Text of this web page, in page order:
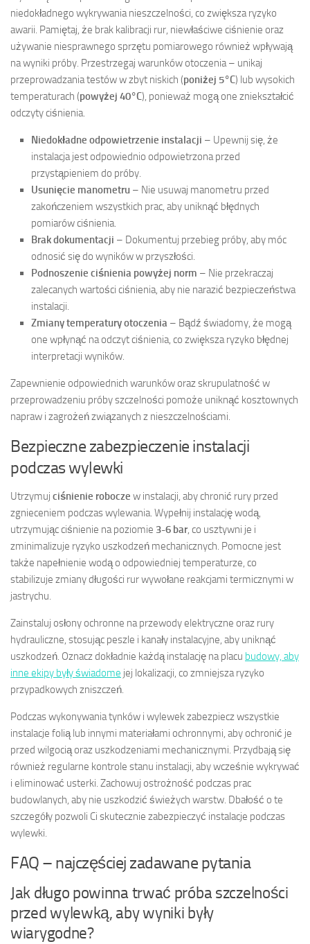
niedokładnego wykrywania nieszczelności, co zwiększa ryzyko
awarii. Pamiętaj, że brak kalibracji rur, niewłaściwe ciśnienie oraz
używanie niesprawnego sprzętu pomiarowego również wpływają
na wyniki próby. Przestrzegaj warunków otoczenia – unikaj
przeprowadzania testów w zbyt niskich (poniżej 5°C) lub wysokich
temperaturach (powyżej 40°C), ponieważ mogą one zniekształcić
odczyty ciśnienia.
Niedokładne odpowietrzenie instalacji – Upewnij się, że
instalacja jest odpowiednio odpowietrzona przed
przystąpieniem do próby.
Usunięcie manometru – Nie usuwaj manometru przed
zakończeniem wszystkich prac, aby uniknąć błędnych
pomiarów ciśnienia.
Brak dokumentacji – Dokumentuj przebieg próby, aby móc
odnosić się do wyników w przyszłości.
Podnoszenie ciśnienia powyżej norm – Nie przekraczaj
zalecanych wartości ciśnienia, aby nie narazić bezpieczeństwa
instalacji.
Zmiany temperatury otoczenia – Bądź świadomy, że mogą
one wpłynąć na odczyt ciśnienia, co zwiększa ryzyko błędnej
interpretacji wyników.
Zapewnienie odpowiednich warunków oraz skrupulatność w
przeprowadzeniu próby szczelności pomoże uniknąć kosztownych
napraw i zagrożeń związanych z nieszczelnościami.
Bezpieczne zabezpieczenie instalacji
podczas wylewki
Utrzymuj ciśnienie robocze w instalacji, aby chronić rury przed
zgnieceniem podczas wylewania. Wypełnij instalację wodą,
utrzymując ciśnienie na poziomie 3-6 bar, co usztywni je i
zminimalizuje ryzyko uszkodzeń mechanicznych. Pomocne jest
także napełnienie wodą o odpowiedniej temperaturze, co
stabilizuje zmiany długości rur wywołane reakcjami termicznymi w
jastrychu.
Zainstaluj osłony ochronne na przewody elektryczne oraz rury
hydrauliczne, stosując peszle i kanały instalacyjne, aby uniknąć
uszkodzeń. Oznacz dokładnie każdą instalację na placu budowy, aby
inne ekipy były świadome jej lokalizacji, co zmniejsza ryzyko
przypadkowych zniszczeń.
Podczas wykonywania tynków i wylewek zabezpiecz wszystkie
instalacje folią lub innymi materiałami ochronnymi, aby ochronić je
przed wilgocią oraz uszkodzeniami mechanicznymi. Przydbają się
również regularne kontrole stanu instalacji, aby wcześnie wykrywać
i eliminować usterki. Zachowuj ostrożność podczas prac
budowlanych, aby nie uszkodzić świeżych warstw. Dbałość o te
szczegóły pozwoli Ci skutecznie zabezpieczyć instalacje podczas
wylewki.
FAQ – najczęściej zadawane pytania
Jak długo powinna trwać próba szczelności
przed wylewką, aby wyniki były
wiarygodne?